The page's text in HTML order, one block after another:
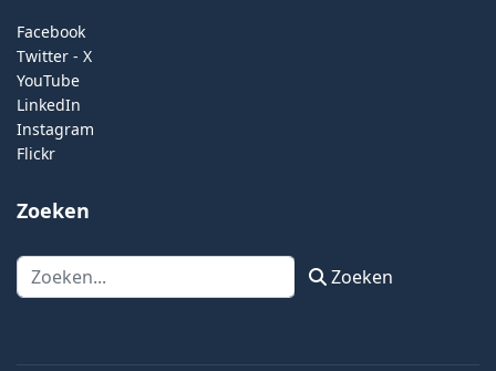
Facebook
Twitter - X
YouTube
LinkedIn
Instagram
Flickr
Zoeken
Zoeken Zoeken